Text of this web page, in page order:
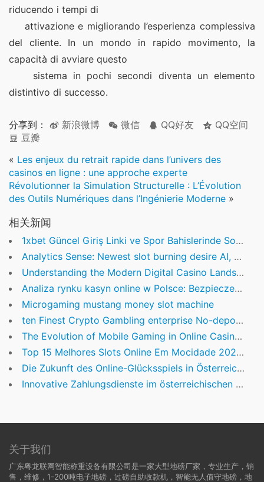
riducendo i tempi di
del cliente. In un mondo in rapido movimento, la
capacità di avviare questo
distintivo di successo.
分享到： 新浪微博 微信 QQ好友
QQ空间
豆瓣
« Les enjeux du retrait rapide dans l’univers des
casinos en ligne : une approche experte
Révolutionner la Simulation Structurelle : L’Évolution
des Outils Numériques dans l’Ingénierie Moderne »
相关新闻
1xbet Güncel Giriş Linki ve Spor Bahislerinde Son Durum
Analytics Sense: Newest slot burning desire AI, Crypto, Tech News & Study
Understanding the Modern Digital Casino Landscape: Trends, Trust, and Personal Experiences
Analiza rynku kasyn online w Polsce: Bezpieczeństwo, ranking i trendy
Microgaming mustang money slot machine
ten Finest Crypto Gambling enterprise No-deposit Incentives casino action no deposit bonus March 2026
The Evolution of Mobile Gaming in Online Casinos: Navigating Responsiveness and User Engagement
Top 15 Melhores Slots Online Em Mocidade 2026: Bônus de cassino Betnacional Joga Acessível
Die Zukunft des Online-Glücksspiels in Österreich: Innovationen, Regulierung und das Nutzererlebnis
Innovative Zahlungsdienste im österreichischen Glücksspielmarkt: Die Rolle von Schnellüberweisungen
关于我们
广东粤龙联网智能称重设备有限公司是一家大型地磅厂家，专业生产，销
售，维修，1-200吨电子地磅，过磅自助收款机，智能无人值守地磅，地